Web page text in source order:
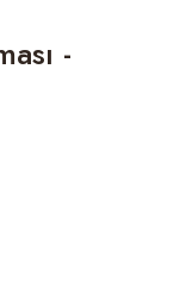
-